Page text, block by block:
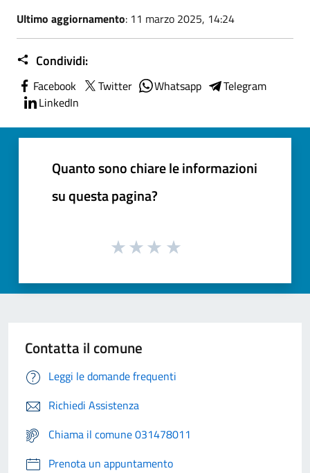
Ultimo aggiornamento: 11 marzo 2025, 14:24
Condividi:
Facebook Twitter Whatsapp
Telegram
LinkedIn
Quanto sono chiare le informazioni
su questa pagina?
Contatta il comune
Leggi le domande frequenti
Richiedi Assistenza
Chiama il comune 031478011
Prenota un appuntamento